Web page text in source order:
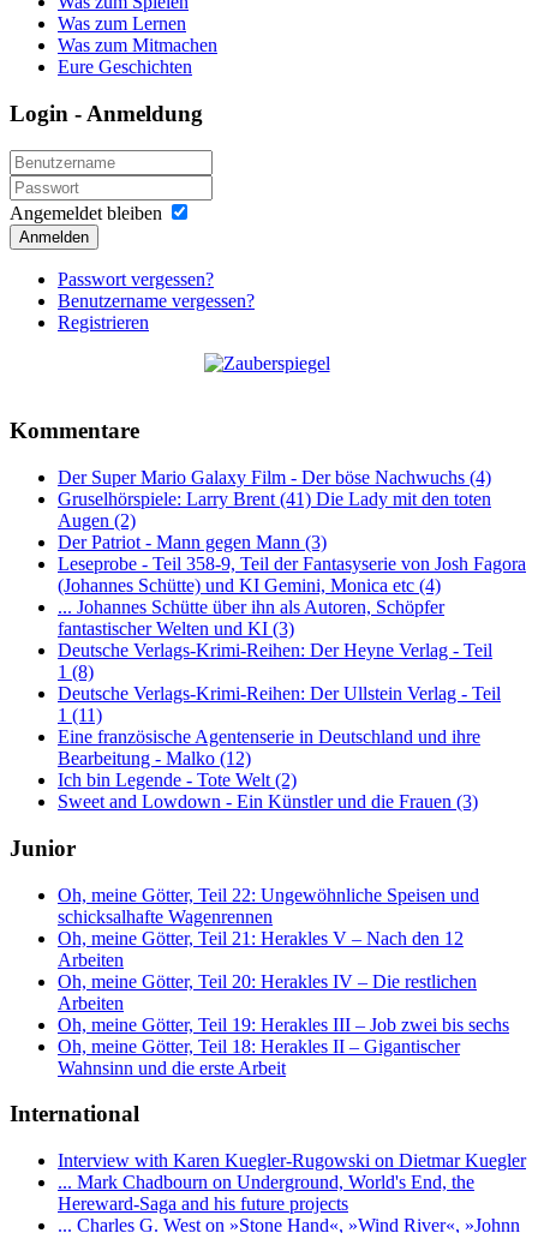
Was zum Lernen
Was zum Mitmachen
Eure Geschichten
Login - Anmeldung
Angemeldet bleiben
Anmelden
Passwort vergessen?
Benutzername vergessen?
Registrieren
Kommentare
Der Super Mario Galaxy Film - Der böse Nachwuchs (4)
Gruselhörspiele: Larry Brent (41) Die Lady mit den toten
Augen (2)
Der Patriot - Mann gegen Mann (3)
Leseprobe - Teil 358-9, Teil der Fantasyserie von Josh Fagora
(Johannes Schütte) und KI Gemini, Monica etc (4)
... Johannes Schütte über ihn als Autoren, Schöpfer
fantastischer Welten und KI (3)
Deutsche Verlags-Krimi-Reihen: Der Heyne Verlag - Teil
1 (8)
Deutsche Verlags-Krimi-Reihen: Der Ullstein Verlag - Teil
1 (11)
Eine französische Agentenserie in Deutschland und ihre
Bearbeitung - Malko (12)
Ich bin Legende - Tote Welt (2)
Sweet and Lowdown - Ein Künstler und die Frauen (3)
Junior
Oh, meine Götter, Teil 22: Ungewöhnliche Speisen und
schicksalhafte Wagenrennen
Oh, meine Götter, Teil 21: Herakles V – Nach den 12
Arbeiten
Oh, meine Götter, Teil 20: Herakles IV – Die restlichen
Arbeiten
Oh, meine Götter, Teil 19: Herakles III – Job zwei bis sechs
Oh, meine Götter, Teil 18: Herakles II – Gigantischer
Wahnsinn und die erste Arbeit
International
Interview with Karen Kuegler-Rugowski on Dietmar Kuegler
... Mark Chadbourn on Underground, World's End, the
Hereward-Saga and his future projects
... Charles G. West on »Stone Hand«, »Wind River«, »Johnn